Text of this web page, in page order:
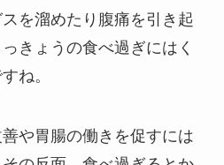
を溜めたり腹痛を引き起
きょうの食べ過ぎにはく
ね。
や胃腸の働きを促すには